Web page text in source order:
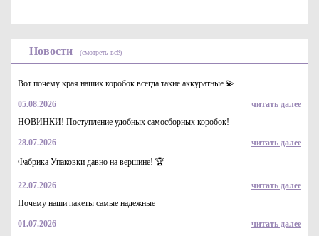
Новости (смотреть всё)
Вот почему края наших коробок всегда такие аккуратные 💫
05.08.2026
читать далее
НОВИНКИ! Поступление удобных самосборных коробок!
28.07.2026
читать далее
Фабрика Упаковки давно на вершине! 🏆
22.07.2026
читать далее
Почему наши пакеты самые надежные
01.07.2026
читать далее